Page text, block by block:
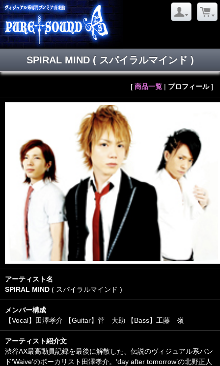
SPIRAL MIND( スパイラルマインド )
[ 商品一覧 | プロフィール]
アーティスト名
SPIRAL MIND ( スパイラルマインド )
メンバー構成
【Vocal】田澤孝介 【Guitar】菅 大助 【Bass】工藤 嶺
アーティスト紹介文
渋谷AX最高動員記録を最後に解散した、伝説のヴィジュアル系バン
ド‘Waive’のボーカリスト田澤孝介。‘day after tomorrow’の北野正人